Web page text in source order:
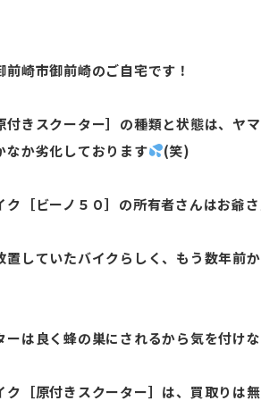
崎市御前崎のご自宅です！
きスクーター］の種類と状態は、ヤ
なか劣化しております
(笑)
［ビーノ５０］の所有者さんはお爺
していたバイクらしく、もう数年前
は良く蜂の巣にされるから気を付け
ク［原付きスクーター］は、買取りは